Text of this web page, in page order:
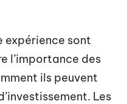
expérience sont
l’importance des
ils peuvent
Les